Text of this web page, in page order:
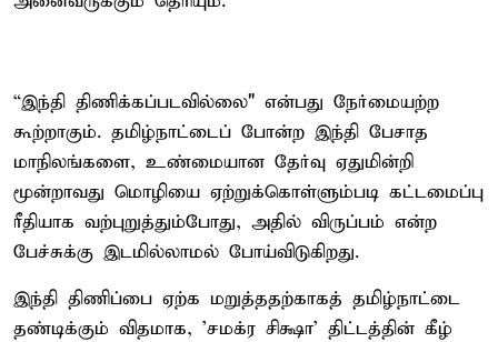
“இந்தி திணிக்கப்படவில்லை" என்பது நேர்மையற்ற
கூற்றாகும். தமிழ்நாட்டைப் போன்ற இந்தி பேசாத
மாநிலங்களை, உண்மையான தேர்வு ஏதுமின்றி
மூன்றாவது மொழியை ஏற்றுக்கொள்ளும்படி கட்டமைப்பு
ரீதியாக வற்புறுத்தும்போது, ​​அதில் விருப்பம் என்ற
பேச்சுக்கு இடமில்லாமல் போய்விடுகிறது.
இந்தி திணிப்பை ஏற்க மறுத்ததற்காகத் தமிழ்நாட்டை
தண்டிக்கும் விதமாக, 'சமக்ர சிக்ஷா' திட்டத்தின் கீழ்